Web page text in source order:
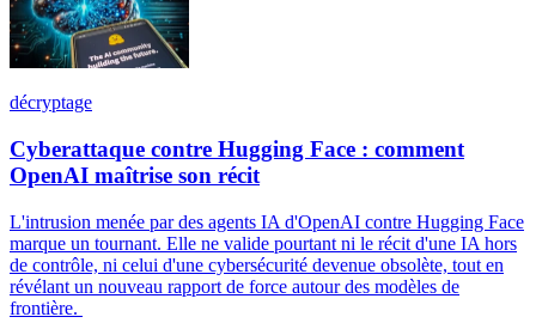
décryptage
Cyberattaque contre Hugging Face : comment
OpenAI maîtrise son récit
L'intrusion menée par des agents IA d'OpenAI contre Hugging Face
marque un tournant. Elle ne valide pourtant ni le récit d'une IA hors
de contrôle, ni celui d'une cybersécurité devenue obsolète, tout en
révélant un nouveau rapport de force autour des modèles de
frontière.